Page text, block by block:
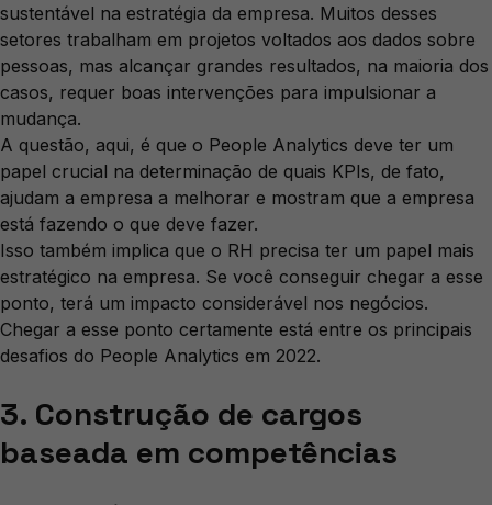
sustentável na estratégia da empresa. Muitos desses
setores trabalham em projetos voltados aos dados sobre
pessoas, mas alcançar grandes resultados, na maioria dos
casos, requer boas intervenções para impulsionar a
mudança.
A questão, aqui, é que o People Analytics deve ter um
papel crucial na determinação de quais KPIs, de fato,
ajudam a empresa a melhorar e mostram que a empresa
está fazendo o que deve fazer.
Isso também implica que o RH precisa ter um papel mais
estratégico na empresa. Se você conseguir chegar a esse
ponto, terá um impacto considerável nos negócios.
Chegar a esse ponto certamente está entre os principais
desafios do People Analytics em 2022.
3. Construção de cargos
baseada em competências